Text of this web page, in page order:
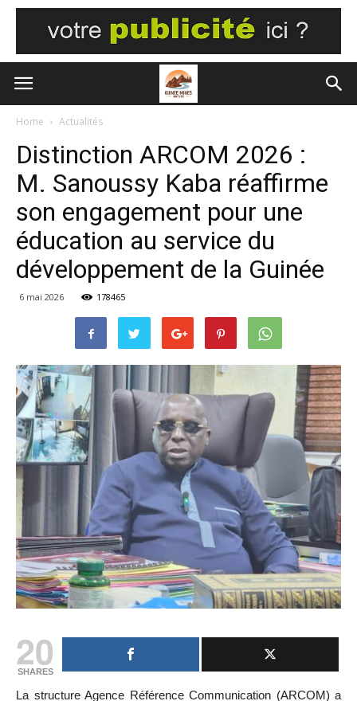
Home Actualités
Distinction ARCOM 2026 :
M. Sanoussy Kaba réaffirme
son engagement pour une
éducation au service du
développement de la Guinée
6 mai 2026 178465
20
SHARES
La structure Agence Référence Communication (ARCOM) a